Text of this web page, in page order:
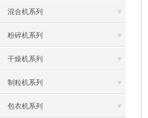
混合机系列
粉碎机系列
干燥机系列
制粒机系列
包衣机系列